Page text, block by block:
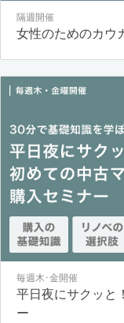
隔週開催
女性のためのカウ
毎週木･金開催
平日夜にサクッと
ー